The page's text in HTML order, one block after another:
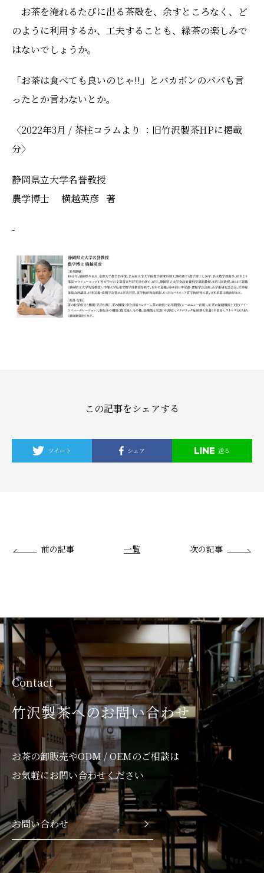
お茶を淹れるたびに出る茶殻を、余すところなく、ど
のように利用するか、工夫することも、緑茶の楽しみで
はないでしょうか。
「お茶は食べても良いのじゃ!!」とバカボンのパパも言
ったとか言わないとか。
〈2022年3月 / 茶柱コラムより ：旧竹沢製茶HPに掲載
分〉
静岡県立大学名誉教授
農学博士 横越英彦 著
-
この記事をシェアする
ツイート シェア 送る
次の記事
一覧
前の記事
Contact
竹沢製茶へのお問い合わせ
お茶の卸販売やODM / OEMのご相談は
お気軽にお問い合わせください
お問い合わせ